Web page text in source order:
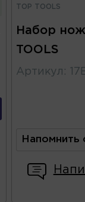
TOP TOOLS
Набор
TOOLS
Артикул :
Напомнить